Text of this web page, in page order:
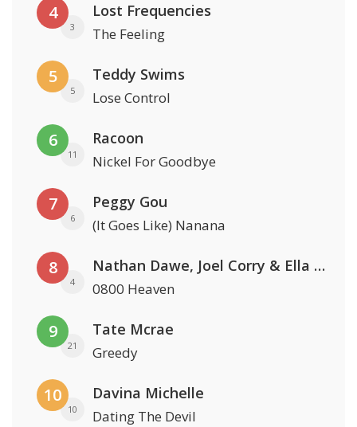
4
3
Lost Frequencies
The Feeling
5
5
Teddy Swims
Lose Control
6
11
Racoon
Nickel For Goodbye
7
6
Peggy Gou
(It Goes Like) Nanana
8
4
Nathan Dawe, Joel Corry & Ella Henderson
0800 Heaven
9
21
Tate Mcrae
Greedy
10
10
Davina Michelle
Dating The Devil